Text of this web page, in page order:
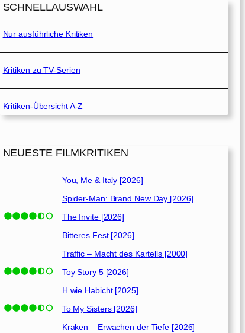
SCHNELLAUSWAHL
Nur ausführliche Kritiken
Kritiken zu TV-Serien
Kritiken-Übersicht A-Z
NEUESTE FILMKRITIKEN
You, Me & Italy [2026]
Spider-Man: Brand New Day [2026]
The Invite [2026]
Bitteres Fest [2026]
Traffic – Macht des Kartells [2000]
Toy Story 5 [2026]
H wie Habicht [2025]
To My Sisters [2026]
Kraken – Erwachen der Tiefe [2026]